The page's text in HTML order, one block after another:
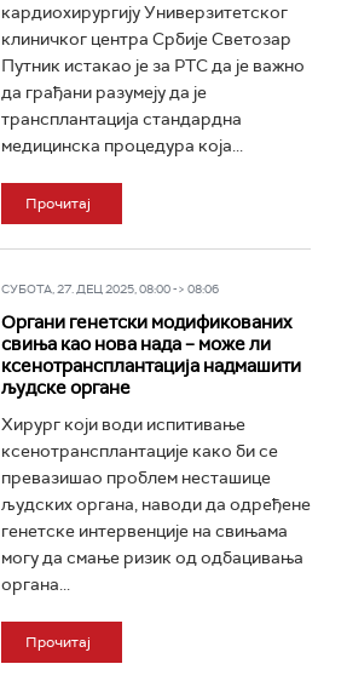
кардиохирургију Универзитетског
клиничког центра Србије Светозар
Путник истакао је за РТС да је важно
да грађани разумеју да је
трансплантација стандардна
медицинска процедура која...
Прочитај
СУБОТА, 27. ДЕЦ 2025, 08:00 -> 08:06
Органи генетски модификованих
свиња као нова нада – може ли
ксенотрансплантација надмашити
људске органе
Хирург који води испитивање
ксенотрансплантације како би се
превазишао проблем несташице
људских органа, наводи да одређене
генетске интервенције на свињама
могу да смање ризик од одбацивања
органа...
Прочитај